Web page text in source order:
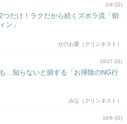
2/9 (日)
つだけ！ラクだから続くズボラ流「朝
ン」
せのお愛（クリンネスト）
10/27 (日)
…知らないと損する「お掃除のNG行
みな（クリンネスト）
10/6 (日)